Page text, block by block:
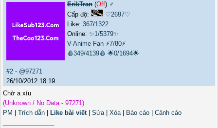
ErikTran (Off) ♂️
Cấp độ:
♡2697♡
Like: 367/1322
Online: ✨1/5379✨
V-Anime Fan ⚡7/80⚡
🩸349/4139🩸 🌟0/1694🌟
#2 - @97271
26/10/2012 18:19
Chờ a xíu
(Unknown / No Data - 97271)
PM
Trích dẫn Like bài viết| Sửa| Xóa| Báo cáo
Cảnh cáo